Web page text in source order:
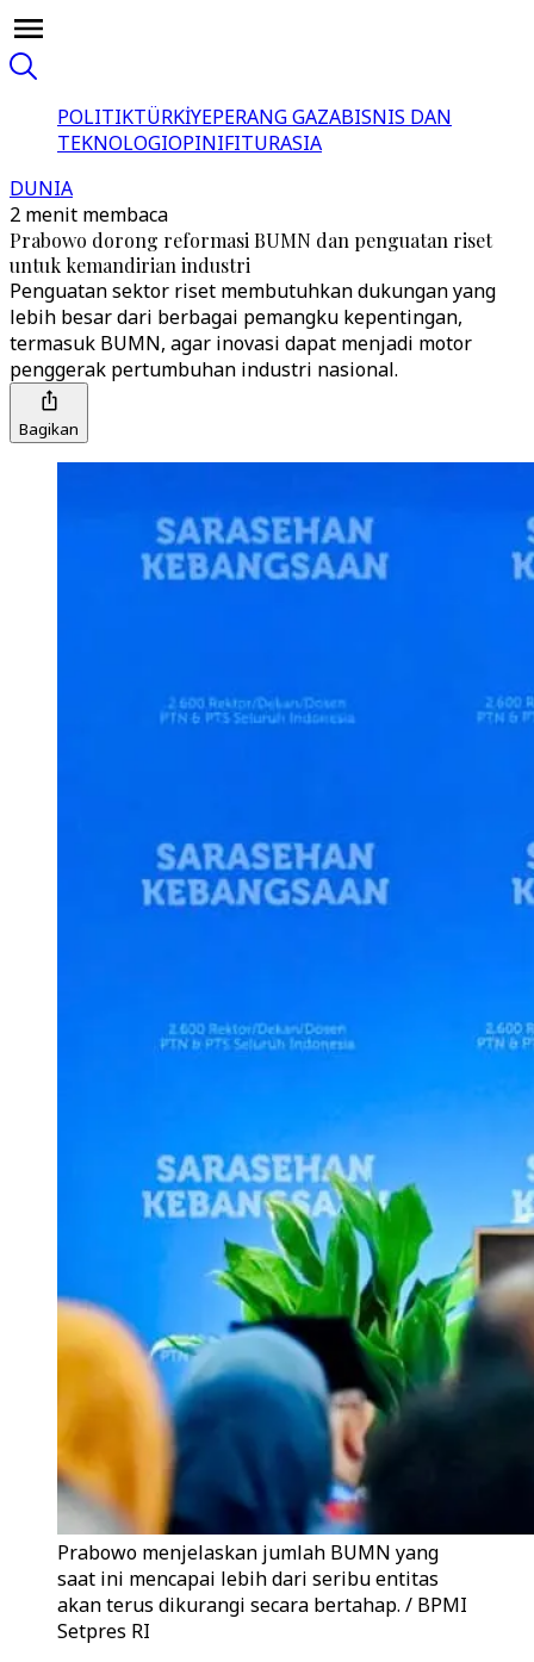
POLITIKTÜRKİYEPERANG GAZABISNIS DAN
TEKNOLOGIOPINIFITURASIA
DUNIA
2 menit membaca
Prabowo dorong reformasi BUMN dan penguatan riset
untuk kemandirian industri
Penguatan sektor riset membutuhkan dukungan yang
lebih besar dari berbagai pemangku kepentingan,
termasuk BUMN, agar inovasi dapat menjadi motor
penggerak pertumbuhan industri nasional.
Bagikan
Prabowo menjelaskan jumlah BUMN yang
saat ini mencapai lebih dari seribu entitas
akan terus dikurangi secara bertahap. / BPMI
Setpres RI